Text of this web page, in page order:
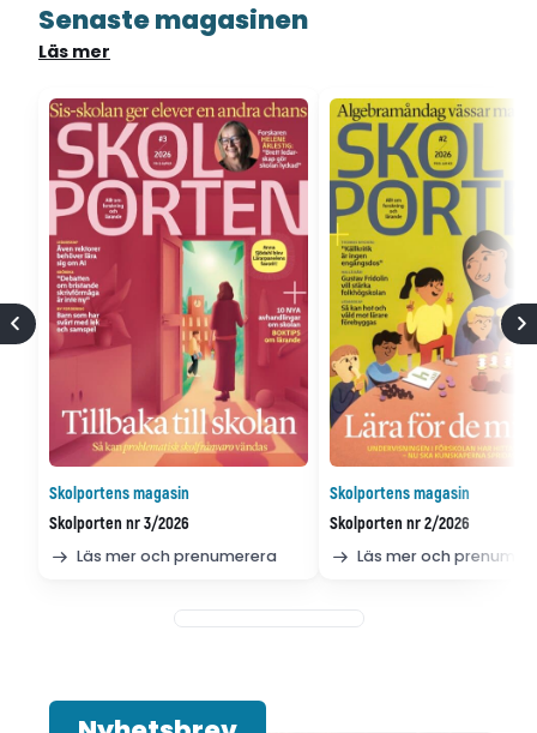
Senaste magasinen
Läs mer
Skolportens magasin
Skolporten nr 3/2026
Läs mer och prenumerera
Skolportens magasin
Skolporten nr 2/2026
Läs mer och